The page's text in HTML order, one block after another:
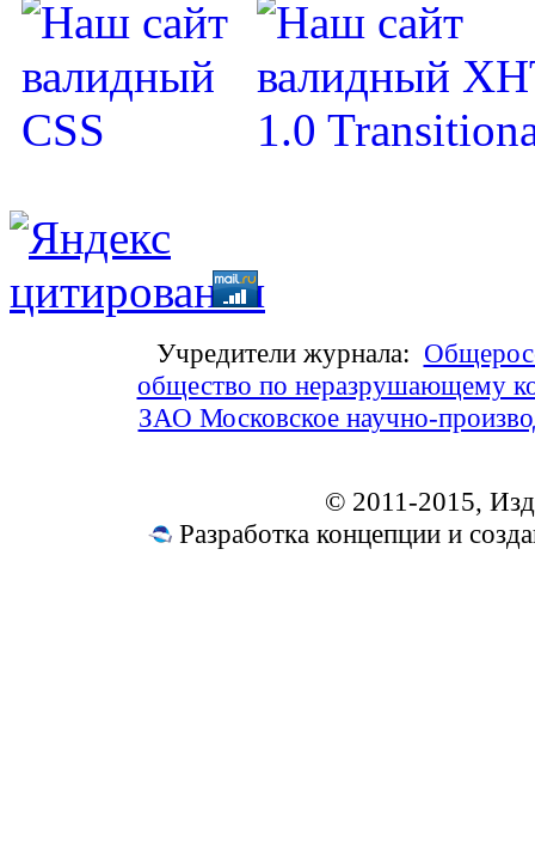
Учредители журнала:
общество по неразрушающему
ЗАО Московское научно-
© 2011-2015,
Разработка концепции и